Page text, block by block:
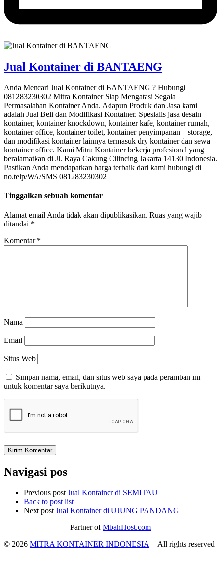
Jual Kontainer di BANTAENG
Anda Mencari Jual Kontainer di BANTAENG ? Hubungi
081283230302 Mitra Kontainer Siap Mengatasi Segala
Permasalahan Kontainer Anda. Adapun Produk dan Jasa kami
adalah Jual Beli dan Modifikasi Kontainer. Spesialis jasa desain
kontainer, kontainer knockdown, kontainer kafe, kontainer rumah,
kontainer office, kontainer toilet, kontainer penyimpanan – storage,
dan modifikasi kontainer lainnya termasuk dry kontainer dan sewa
kontainer office. Kami Mitra Kontainer bekerja profesional yang
beralamatkan di Jl. Raya Cakung Cilincing Jakarta 14130 Indonesia.
Pastikan Anda mendapatkan harga terbaik dari kami hubungi di
no.telp/WA/SMS 081283230302
Tinggalkan sebuah komentar
Alamat email Anda tidak akan dipublikasikan. Ruas yang wajib
ditandai *
Komentar *
Nama
Email
Situs Web
Simpan nama, email, dan situs web saya pada peramban ini
untuk komentar saya berikutnya.
Navigasi pos
Previous post Jual Kontainer di SEMITAU
Back to post list
Next post Jual Kontainer di UJUNG PANDANG
Partner ofMbahHost.com
© 2026 MITRA KONTAINER INDONESIA – All rights reserved